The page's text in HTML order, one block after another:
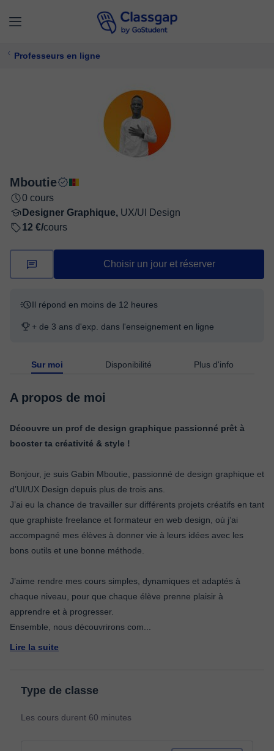
Professeurs en ligne
Mboutie
0 cours
Designer Graphique, UX/UI Design
12 €/cours
Choisir un jour et réserver
Il répond en moins de 12 heures
+ de 3 ans d'exp. dans l'enseignement en ligne
Sur moi Disponibilité Plus d'info
A propos de moi
Découvre un prof de design graphique passionné prêt à
booster ta créativité & style !
Bonjour, je suis Gabin Mboutie, passionné de design graphique et
d’UI/UX Design depuis plus de trois ans.
J’ai eu la chance de travailler sur différents projets créatifs en tant
que graphiste freelance et formateur en web design, où j’ai
accompagné mes élèves à donner vie à leurs idées avec les
bons outils et une bonne méthode.
J’aime rendre mes cours simples, dynamiques et adaptés à
chaque niveau, pour que chaque élève prenne plaisir à
apprendre et à progresser.
Ensemble, nous découvrirons com
Lire la suite
Type de classe
Les cours durent 60 minutes